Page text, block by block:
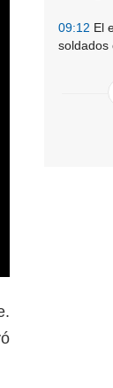
09:12 El
soldados